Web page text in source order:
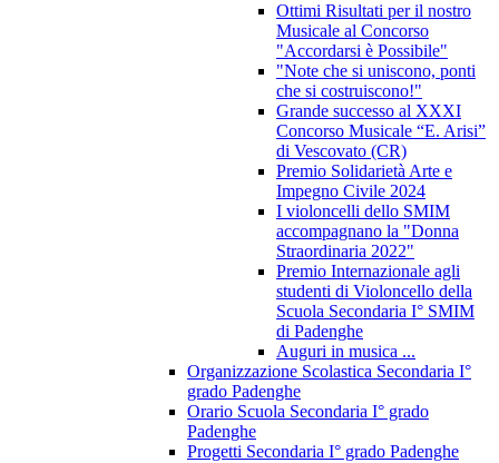
Ottimi Risultati per il nostro
Musicale al Concorso
"Accordarsi è Possibile"
"Note che si uniscono, ponti
che si costruiscono!"
Grande successo al XXXI
Concorso Musicale “E. Arisi”
di Vescovato (CR)
Premio Solidarietà Arte e
Impegno Civile 2024
I violoncelli dello SMIM
accompagnano la "Donna
Straordinaria 2022"
Premio Internazionale agli
studenti di Violoncello della
Scuola Secondaria I° SMIM
di Padenghe
Auguri in musica ...
Organizzazione Scolastica Secondaria I°
grado Padenghe
Orario Scuola Secondaria I° grado
Padenghe
Progetti Secondaria I° grado Padenghe